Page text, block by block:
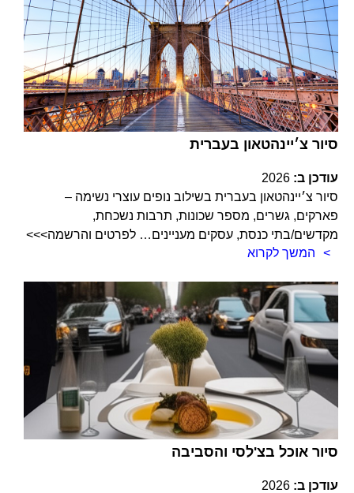
סיור צ׳יינהטאון בעברית
עודכן ב: 2026
סיור צ׳יינהטאון בעברית בשילוב נופים עוצרי נשימה –
פארקים, גשרים, מספר שכונות, תרבות נשכחת,
מקדשים/בתי כנסת, עסקים מעניינים… לפרטים והרשמה>>>
המשך לקרוא
סיור אוכל בצ'לסי והסביבה
עודכן ב: 2026